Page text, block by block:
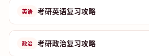
英语 考研英语复习攻略
政治 考研政治复习攻略